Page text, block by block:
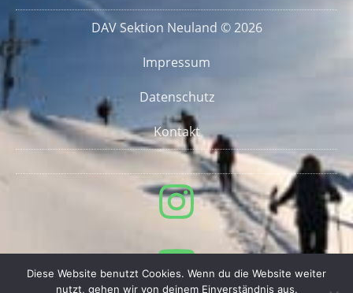
DAV Sektion Neuland © 2026
Impressum
Datenschutz
Kontakt
Diese Website benutzt Cookies. Wenn du die Website weiter
nutzt, gehen wir von deinem Einverständnis aus.